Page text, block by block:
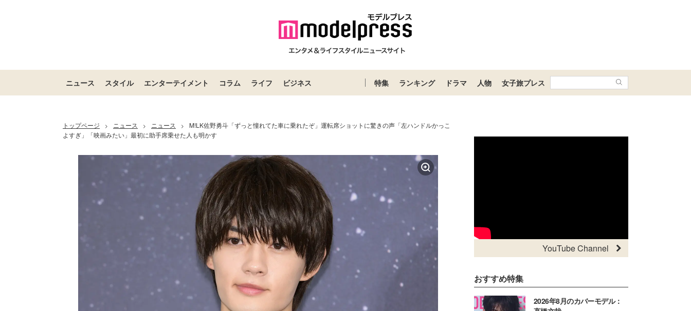
ニュース スタイル エンターテイメント コラム ライフ ビジネス 特集 ランキング ドラマ 人物 女子旅プレス
トップページ > ニュース > ニュース >
M!LK佐野勇斗「ずっと憧れてた車に乗れたぞ」運転席ショットに驚きの声「左ハンドルかっこ
よすぎ」「映画みたい」最初に助手席乗せた人も明かす
YouTube Channel
おすすめ特集
2026年8月のカバーモデル：